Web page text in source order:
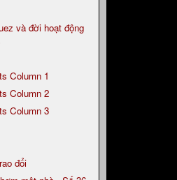
và đời hoạt động
Column 1
Column 2
Column 3
đổi